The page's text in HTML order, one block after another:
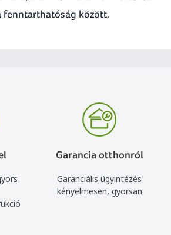
fenntarthatóság között.
Garancia otthonról
Garanciális ügyintézés
kényelmesen, gyorsan